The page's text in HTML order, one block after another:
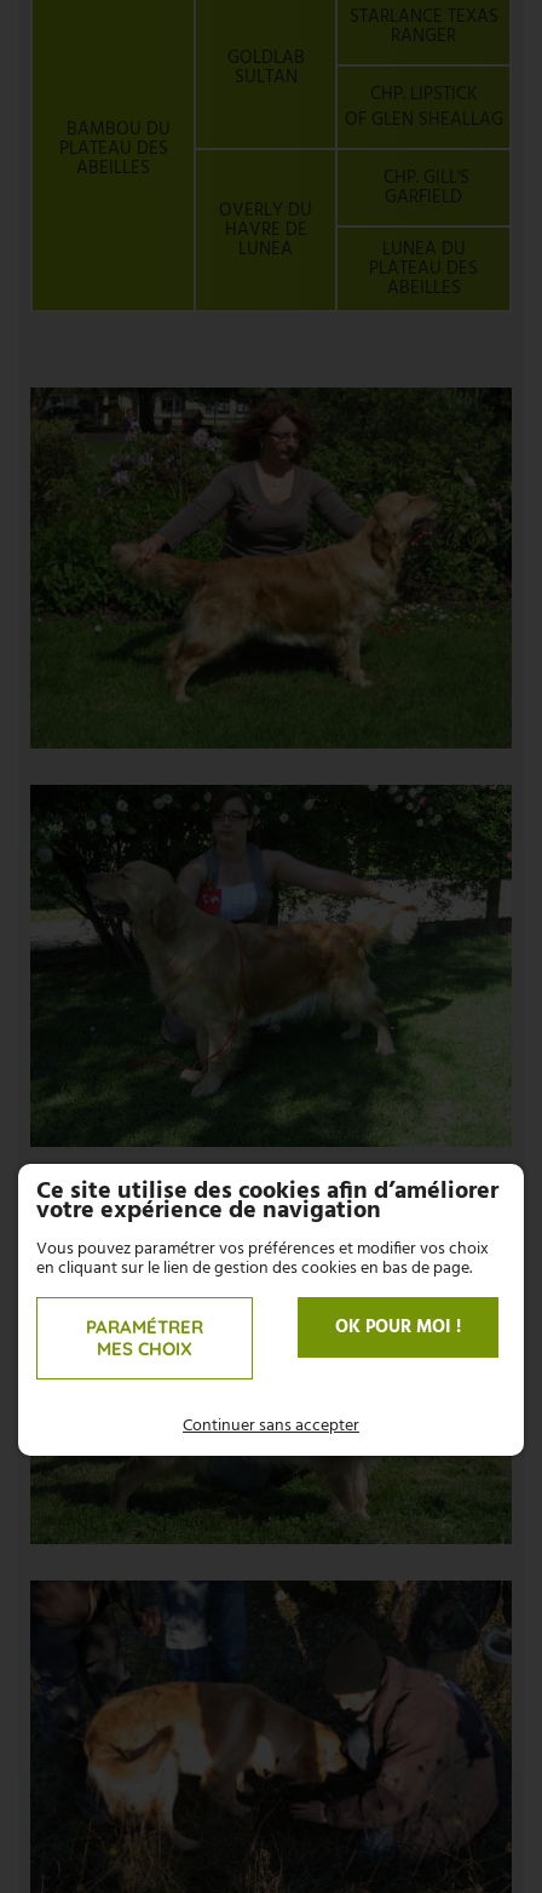
BAMBOU DU
PLATEAU DES
ABEILLES
GOLDLAB
SULTAN
STARLANCE TEXAS
RANGER
CHP. LIPSTICK
OF GLEN SHEALLAG
OVERLY DU
HAVRE DE
LUNEA
CHP. GILL'S
GARFIELD
LUNEA DU
PLATEAU DES
ABEILLES
Ce site utilise des cookies afin d’améliorer
votre expérience de navigation
Vous pouvez paramétrer vos préférences et modifier vos choix
en cliquant sur le lien de gestion des cookies en bas de page.
PARAMÉTRER
MES CHOIX
OK POUR MOI !
Continuer sans accepter